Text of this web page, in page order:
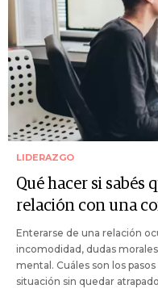
LIDERAZGO
Qué hacer si sabés
relación con una
Enterarse de una relación
incomodidad, dudas
mental. Cuáles son los
situación sin quedar